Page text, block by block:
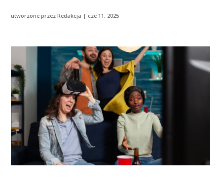
utworzone przezRedakcja | cze 11, 2025